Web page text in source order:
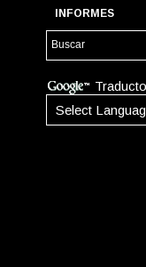
INFORMES
Select